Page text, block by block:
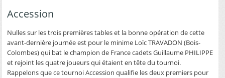
Accession
Nulles sur les trois premières tables et la bonne opération de cette
avant-dernière journée est pour le minime Loïc TRAVADON (Bois-
Colombes) qui bat le champion de France cadets Guillaume PHILIPPE
et rejoint les quatre joueurs qui étaient en tête du tournoi.
Rappelons que ce tournoi Accession qualifie les deux premiers pour